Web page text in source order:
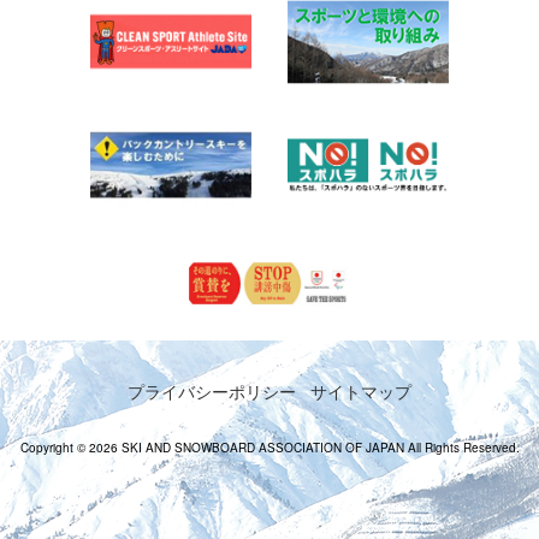
プライバシーポリシー サイトマップ
Copyright © 2026 SKI AND SNOWBOARD ASSOCIATION OF JAPAN All Rights Reserved.